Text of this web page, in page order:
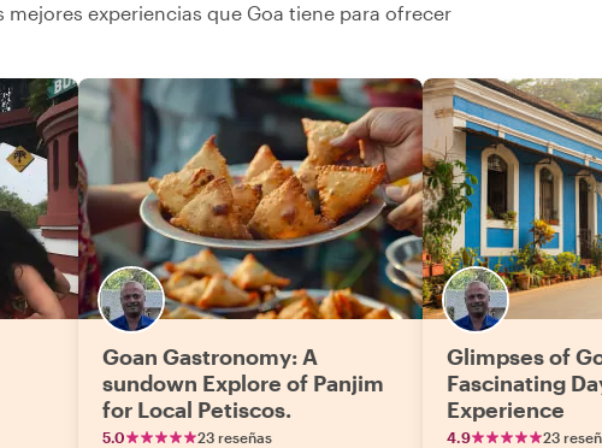
experiencias que Goa tiene para ofrecer
Goan Gastronomy: A
sundown Explore of Panjim
for Local Petiscos.
5.0 23 reseñas
Glimpses of
Fascinating
Experience
4.9 23